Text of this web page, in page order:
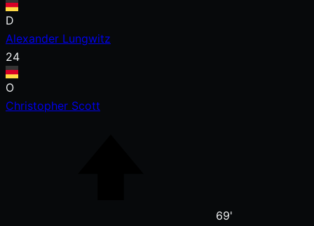
D
Alexander Lungwitz
24
O
Christopher Scott
69'